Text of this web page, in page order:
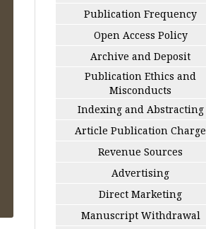
Publication Frequency
Open Access Policy
Archive and Deposit
Publication Ethics and
Misconducts
Indexing and Abstracting
Article Publication Charge
Revenue Sources
Advertising
Direct Marketing
Manuscript Withdrawal